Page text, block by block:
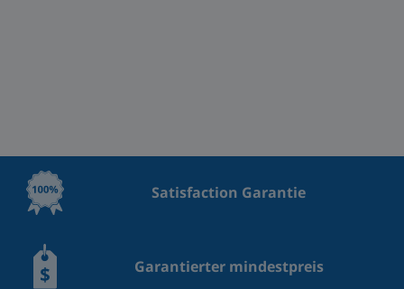
Satisfaction Garantie
Garantierter mindestpreis